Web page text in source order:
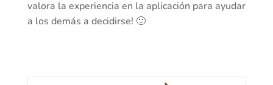
valora la experiencia en la aplicación para ayudar
a los demás a decidirse! 🙂